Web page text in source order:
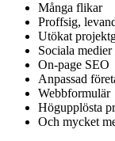
Många flikar
Proffsig,
Utökat
Sociala
On-page SEO
Anpassad
Webbformulär
Högupplösta
Och mycket